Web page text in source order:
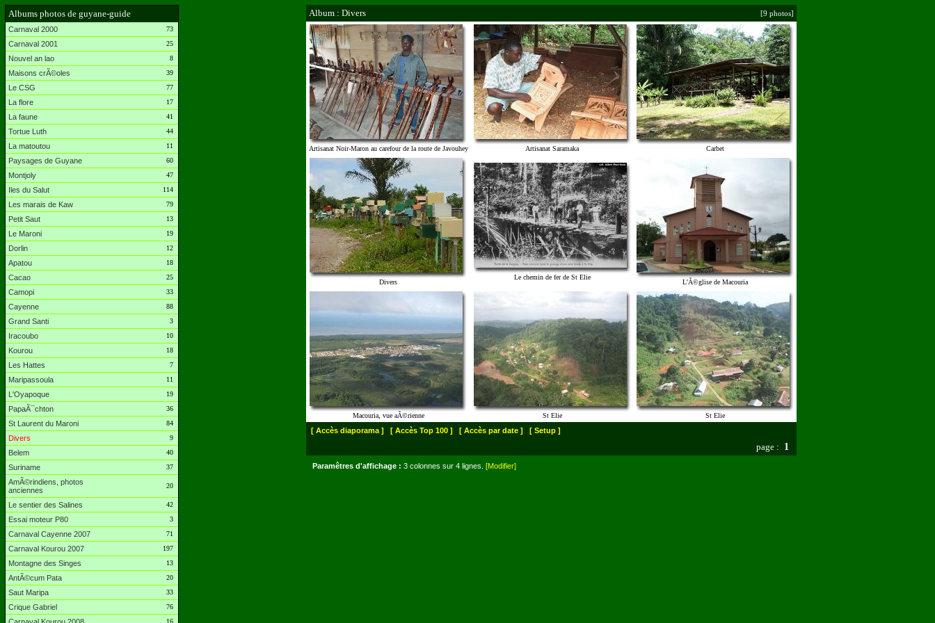
Albums photos de guyane-guide
Carnaval 2000 73
Carnaval 2001 25
Nouvel an lao 8
Maisons crÃ©oles 39
Le CSG 77
La flore 17
La faune 41
Tortue Luth 44
La matoutou 11
Paysages de Guyane 60
Montjoly 47
Iles du Salut 114
Les marais de Kaw 79
Petit Saut 13
Le Maroni 19
Dorlin 12
Apatou 18
Cacao 25
Camopi 33
Cayenne 88
Grand Santi 3
Iracoubo 10
Kourou 18
Les Hattes 7
Maripassoula 11
L'Oyapoque 19
PapaÃ¯chton 36
St Laurent du Maroni 84
Divers 9
Belem 40
Suriname 37
AmÃ©rindiens, photos
anciennes
20
Le sentier des Salines 42
Essai moteur P80 3
Carnaval Cayenne 2007 71
Carnaval Kourou 2007 197
Montagne des Singes 13
AntÃ©cum Pata 20
Saut Maripa 33
Crique Gabriel 76
16
Album : Divers [9 photos]
Artisanat Noir-Maron au carefour de la route de Javouhey Artisanat Saramaka Carbet
Divers
Le chemin de fer de St Elie
L'Ã©glise de Macouria
Macouria, vue aÃ©rienne St Elie St Elie
[ Accès diaporama ] [ Accès Top 100 ] [ Accès par date ] [ Setup ]
page : 1
Paramêtres d'affichage : 3 colonnes sur 4 lignes. [Modifier]